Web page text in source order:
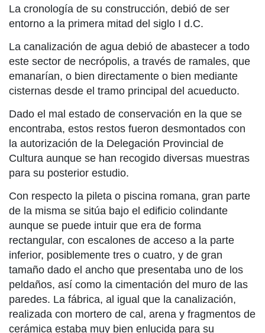
La cronología de su construcción, debió de ser
entorno a la primera mitad del siglo I d.C.
La canalización de agua debió de abastecer a todo
este sector de necrópolis, a través de ramales, que
emanarían, o bien directamente o bien mediante
cisternas desde el tramo principal del acueducto.
Dado el mal estado de conservación en la que se
encontraba, estos restos fueron desmontados con
la autorización de la Delegación Provincial de
Cultura aunque se han recogido diversas muestras
para su posterior estudio.
Con respecto la pileta o piscina romana, gran parte
de la misma se sitúa bajo el edificio colindante
aunque se puede intuir que era de forma
rectangular, con escalones de acceso a la parte
inferior, posiblemente tres o cuatro, y de gran
tamaño dado el ancho que presentaba uno de los
peldaños, así como la cimentación del muro de las
paredes. La fábrica, al igual que la canalización,
realizada con mortero de cal, arena y fragmentos de
cerámica estaba muy bien enlucida para su